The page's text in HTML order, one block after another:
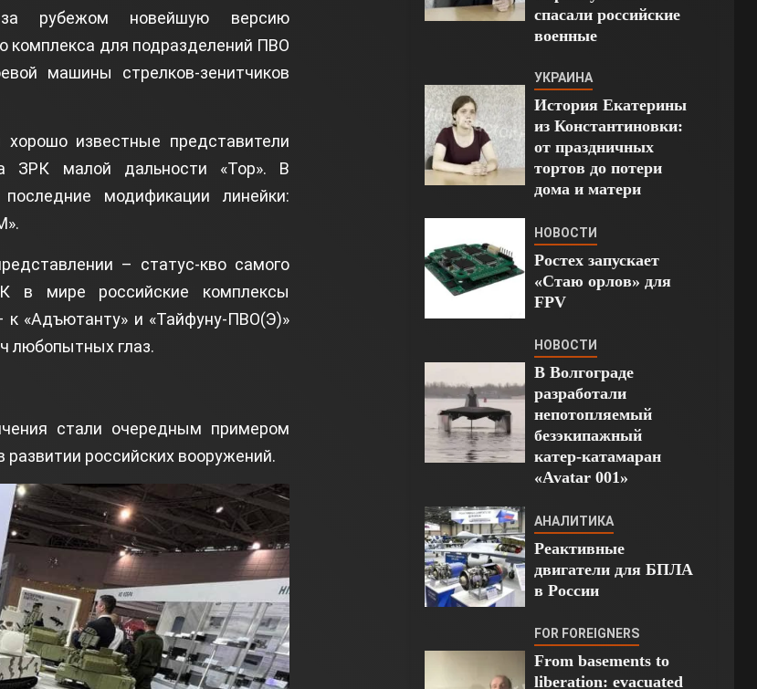
за рубежом новейшую версию
комплекса для подразделений ПВО
машины стрелков-зенитчиков
известные представители
ЗРК малой дальности «Тор». В
модификации линейки:
– статус-кво самого
в мире российские комплексы
«Адъютанту» и «Тайфуну-ПВО(Э)»
любопытных глаз.
стали очередным примером
российских вооружений.
спасали российские
военные
УКРАИНА
История Екатерины
из Константиновки:
от праздничных
тортов до потери
дома и матери
НОВОСТИ
Ростех запускает
«Стаю орлов» для
FPV
НОВОСТИ
В Волгограде
разработали
непотопляемый
безэкипажный
катер-катамаран
«Avatar 001»
АНАЛИТИКА
Реактивные
двигатели для БПЛА
в России
FOR FOREIGNERS
From basements to
liberation: evacuated